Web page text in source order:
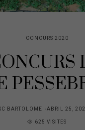
CONCURS 2020
BARTOLOME ABRIL 25,
625 VISITES